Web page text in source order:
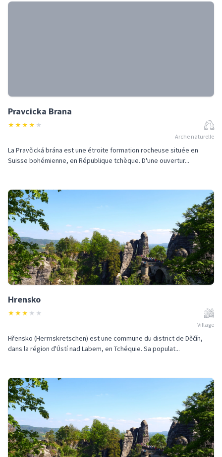
Pravcicka Brana
★★★★ ★
Arche naturelle
La Pravčická brána est une étroite formation rocheuse située en
Suisse bohémienne, en République tchèque. D'une ouvertur...
Hrensko
★★★ ★ ★
Village
Hřensko (Herrnskretschen) est une commune du district de Děčín,
dans la région d'Ústí nad Labem, en Tchéquie. Sa populat...